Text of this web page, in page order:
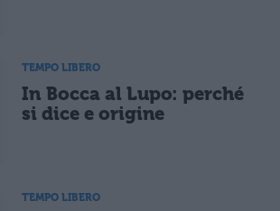
TEMPO LIBERO
In Bocca al Lupo: perché
si dice e origine
TEMPO LIBERO